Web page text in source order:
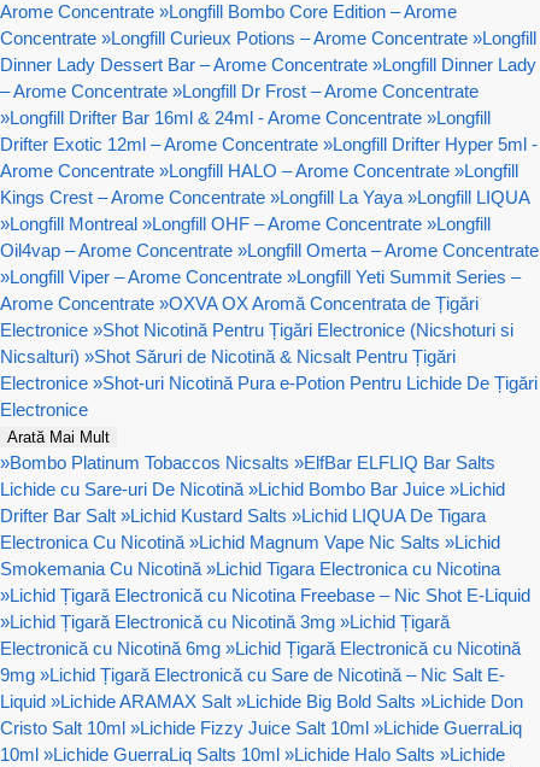
Arome Concentrate »Longfill Bombo Core Edition – Arome
Concentrate »Longfill Curieux Potions – Arome Concentrate »Longfill
Dinner Lady Dessert Bar – Arome Concentrate »Longfill Dinner Lady
– Arome Concentrate »Longfill Dr Frost – Arome Concentrate
»Longfill Drifter Bar 16ml & 24ml - Arome Concentrate »Longfill
Drifter Exotic 12ml – Arome Concentrate »Longfill Drifter Hyper 5ml -
Arome Concentrate »Longfill HALO – Arome Concentrate »Longfill
Kings Crest – Arome Concentrate »Longfill La Yaya »Longfill LIQUA
»Longfill Montreal »Longfill OHF – Arome Concentrate »Longfill
Oil4vap – Arome Concentrate »Longfill Omerta – Arome Concentrate
»Longfill Viper – Arome Concentrate »Longfill Yeti Summit Series –
Arome Concentrate »OXVA OX Aromă Concentrata de Țigări
Electronice »Shot Nicotină Pentru Țigări Electronice (Nicshoturi si
Nicsalturi) »Shot Săruri de Nicotină & Nicsalt Pentru Țigări
Electronice »Shot-uri Nicotină Pura e-Potion Pentru Lichide De Țigări
Electronice
Arată Mai Mult
»Bombo Platinum Tobaccos Nicsalts »ElfBar ELFLIQ Bar Salts
Lichide cu Sare-uri De Nicotină »Lichid Bombo Bar Juice »Lichid
Drifter Bar Salt »Lichid Kustard Salts »Lichid LIQUA De Tigara
Electronica Cu Nicotină »Lichid Magnum Vape Nic Salts »Lichid
Smokemania Cu Nicotină »Lichid Tigara Electronica cu Nicotina
»Lichid Țigară Electronică cu Nicotina Freebase – Nic Shot E-Liquid
»Lichid Țigară Electronică cu Nicotină 3mg »Lichid Țigară
Electronică cu Nicotină 6mg »Lichid Țigară Electronică cu Nicotină
9mg »Lichid Țigară Electronică cu Sare de Nicotină – Nic Salt E-
Liquid »Lichide ARAMAX Salt »Lichide Big Bold Salts »Lichide Don
Cristo Salt 10ml »Lichide Fizzy Juice Salt 10ml »Lichide GuerraLiq
10ml »Lichide GuerraLiq Salts 10ml »Lichide Halo Salts »Lichide